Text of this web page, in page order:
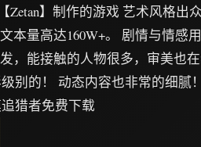
Zetan】制作的游戏 艺术风格出
本量高达160W+。 剧情与情感
，能接触的人物很多，审美也
别的！ 动态内容也非常的细腻
猎者免费下载